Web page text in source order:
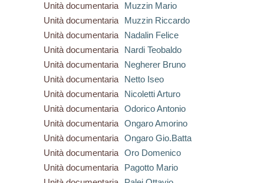
Unità documentaria
Muzzin Mario
Unità documentaria
Muzzin Riccardo
Unità documentaria
Nadalin Felice
Unità documentaria
Nardi Teobaldo
Unità documentaria
Negherer Bruno
Unità documentaria
Netto Iseo
Unità documentaria
Nicoletti Arturo
Unità documentaria
Odorico Antonio
Unità documentaria
Ongaro Amorino
Unità documentaria
Ongaro Gio.Batta
Unità documentaria
Oro Domenico
Unità documentaria
Pagotto Mario